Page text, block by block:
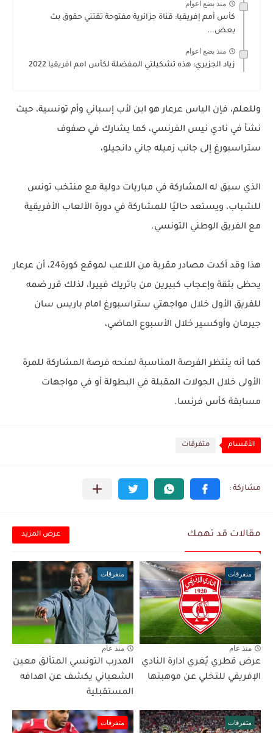
منذ بضع اعوام
كأس أمم إفريقيا: قناة جزائرية مفتوحة تقتني حقوق بث
بعض...
منذ بضع اعوام
زياد الجزيري: هذه تشكيلتي المفضلة لكأس امم افريقيا 2022
وللعلم، فإن الياس عرعار هو ابن لأب إسباني وأم تونسية، حيث
نشأ في نادي نيس الفرنسي، كما يشارك في صفوف
ستراسبورغ إلى جانب زميله جاني دانجيلو،
الذي سبق له المشاركة في مباريات دولية مع منتخب تونس
للشباب، ويستعد حاليًا للمشاركة في دورة الألعاب الأفريقية
مع الفريق الوطني التونسي.
هذا وقد أكدت مصادر مقربة من اللاعب لموقع كورة24، أن عرعار
يحظى بثقة وإعجاب كبيرين من باتريك فييرا، لذلك قرر ضمه
للفريق الأول خلال مواجهتي ستراسبورغ امام باريس سان
جيرمان وأوكسير خلال الأسبوع الماضي،
كما أنه ينتظر الفرصة المناسبة لمنحه فرصة المشاركة للمرة
الأولى خلال الجولات المقبلة في البطولة أو في مواجهات
مسابقة كأس فرنسا.
الأقسام متفرقات
مقالات قد تهمك عرض المزيد
متفرقات
منذ عام
عرض قطري يُغري ادارة النادي
الإفريقي للتخلي عن موهبتها
متفرقات
منذ عام
المدرب التونسي المتألق معين
الشعباني يكشف عن اهدافه
المستقبلية
متفرقات متفرقات